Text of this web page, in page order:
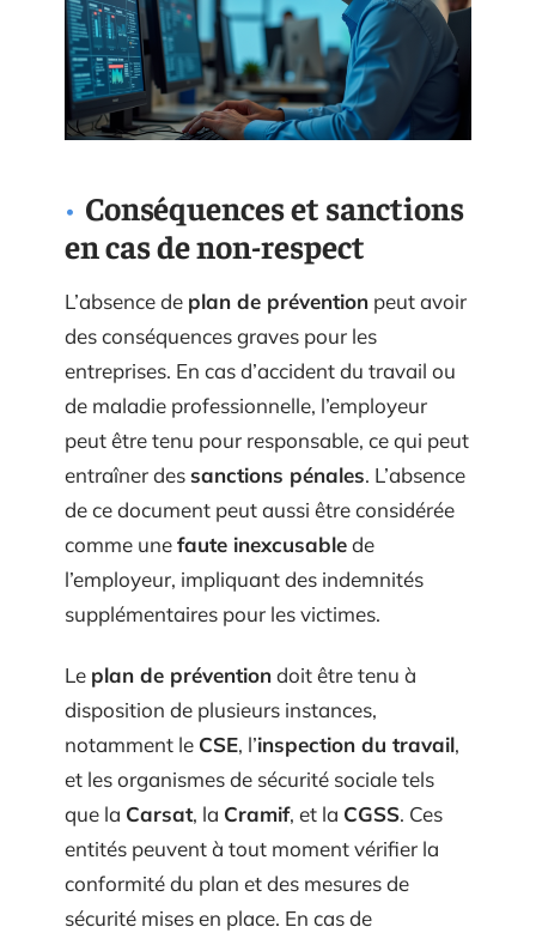
Conséquences et sanctions
en cas de non-respect
L’absence de plan de prévention peut avoir
des conséquences graves pour les
entreprises. En cas d’accident du travail ou
de maladie professionnelle, l’employeur
peut être tenu pour responsable, ce qui peut
entraîner dessanctions pénales. L’absence
de ce document peut aussi être considérée
comme unefaute inexcusablede
l’employeur, impliquant des indemnités
supplémentaires pour les victimes.
Le plan de préventiondoit être tenu à
disposition de plusieurs instances,
notamment le CSE, l’inspection du travail,
et les organismes de sécurité sociale tels
que la Carsat, la Cramif, et la CGSS. Ces
entités peuvent à tout moment vérifier la
conformité du plan et des mesures de
sécurité mises en place. En cas de